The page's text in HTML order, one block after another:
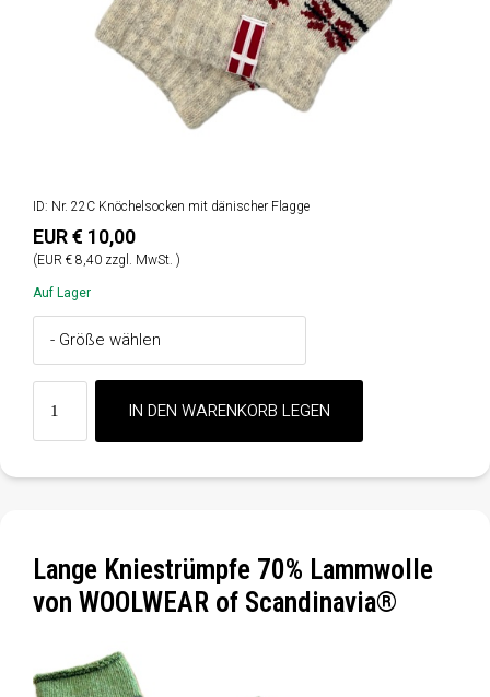
ID: Nr. 22C Knöchelsocken mit dänischer Flagge
EUR € 10,00
(EUR € 8,40 zzgl. MwSt. )
Auf Lager
Lange Kniestrümpfe 70% Lammwolle
von WOOLWEAR of Scandinavia®